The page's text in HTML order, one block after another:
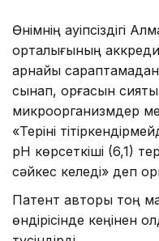
Өнімнің қауіпсіздігі
орталығының
арнайы
сынап, қорғасын
микроорганизмдер
«Теріні
pH көрсеткіші (6,1)
сәйкес келеді» деп
Патент авторы тоң
өндірісінде кеңінен